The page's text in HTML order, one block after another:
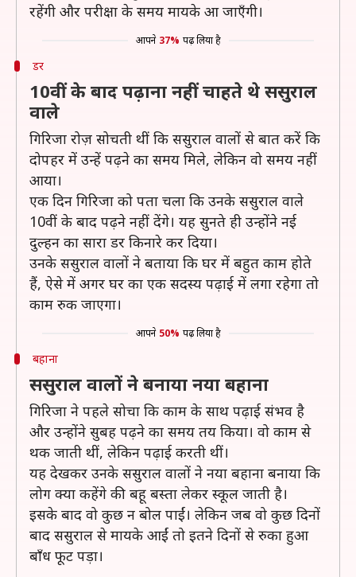
रहेंगी और परीक्षा के समय मायके आ जाएँगी।
आपने 37% पढ़ लिया है
डर
10वीं के बाद पढ़ाना नहीं चाहते थे ससुराल
वाले
गिरिजा रोज़ सोचती थीं कि ससुराल वालों से बात करें कि
दोपहर में उन्हें पढ़ने का समय मिले, लेकिन वो समय नहीं
आया।
एक दिन गिरिजा को पता चला कि उनके ससुराल वाले
10वीं के बाद पढ़ने नहीं देंगे। यह सुनते ही उन्होंने नई
दुल्हन का सारा डर किनारे कर दिया।
उनके ससुराल वालों ने बताया कि घर में बहुत काम होते
हैं, ऐसे में अगर घर का एक सदस्य पढ़ाई में लगा रहेगा तो
काम रुक जाएगा।
आपने 50% पढ़ लिया है
बहाना
ससुराल वालों ने बनाया नया बहाना
गिरिजा ने पहले सोचा कि काम के साथ पढ़ाई संभव है
और उन्होंने सुबह पढ़ने का समय तय किया। वो काम से
थक जाती थीं, लेकिन पढ़ाई करती थीं।
यह देखकर उनके ससुराल वालों ने नया बहाना बनाया कि
लोग क्या कहेंगे की बहू बस्ता लेकर स्कूल जाती है।
इसके बाद वो कुछ न बोल पाईं। लेकिन जब वो कुछ दिनों
बाद ससुराल से मायके आईं तो इतने दिनों से रुका हुआ
बाँध फूट पड़ा।